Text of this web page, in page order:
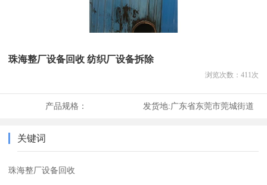
珠海整厂设备回收 纺织厂设备拆除
浏览次数： 411次
产品规格： 发货地:广东省东莞市莞城街道
关键词
珠海整厂设备回收